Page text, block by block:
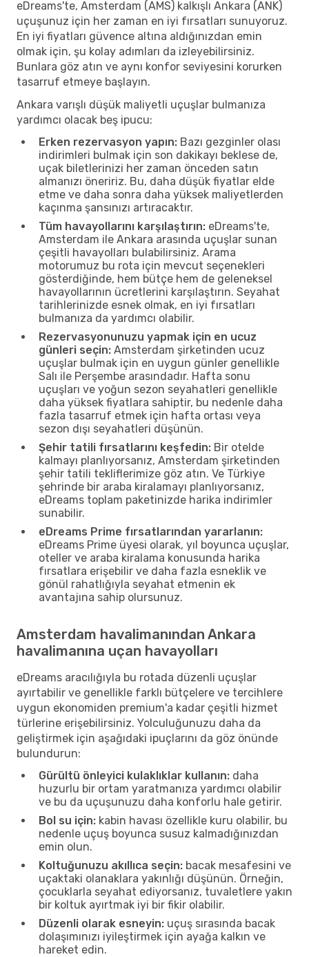
eDreams'te, Amsterdam (AMS) kalkışlı Ankara (ANK)
uçuşunuz için her zaman en iyi fırsatları sunuyoruz.
En iyi fiyatları güvence altına aldığınızdan emin
olmak için, şu kolay adımları da izleyebilirsiniz.
Bunlara göz atın ve aynı konfor seviyesini korurken
tasarruf etmeye başlayın.
Ankara varışlı düşük maliyetli uçuşlar bulmanıza
yardımcı olacak beş ipucu:
Erken rezervasyon yapın: Bazı gezginler olası
indirimleri bulmak için son dakikayı beklese de,
uçak biletlerinizi her zaman önceden satın
almanızı öneririz. Bu, daha düşük fiyatlar elde
etme ve daha sonra daha yüksek maliyetlerden
kaçınma şansınızı artıracaktır.
Tüm havayollarını karşılaştırın: eDreams'te,
Amsterdam ile Ankara arasında uçuşlar sunan
çeşitli havayolları bulabilirsiniz. Arama
motorumuz bu rota için mevcut seçenekleri
gösterdiğinde, hem bütçe hem de geleneksel
havayollarının ücretlerini karşılaştırın. Seyahat
tarihlerinizde esnek olmak, en iyi fırsatları
bulmanıza da yardımcı olabilir.
Rezervasyonunuzu yapmak için en ucuz
günleri seçin: Amsterdam şirketinden ucuz
uçuşlar bulmak için en uygun günler genellikle
Salı ile Perşembe arasındadır. Hafta sonu
uçuşları ve yoğun sezon seyahatleri genellikle
daha yüksek fiyatlara sahiptir, bu nedenle daha
fazla tasarruf etmek için hafta ortası veya
sezon dışı seyahatleri düşünün.
Şehir tatili fırsatlarını keşfedin: Bir otelde
kalmayı planlıyorsanız, Amsterdam şirketinden
şehir tatili tekliflerimize göz atın. Ve Türkiye
şehrinde bir araba kiralamayı planlıyorsanız,
eDreams toplam paketinizde harika indirimler
sunabilir.
eDreams Prime fırsatlarından yararlanın:
eDreams Prime üyesi olarak, yıl boyunca uçuşlar,
oteller ve araba kiralama konusunda harika
fırsatlara erişebilir ve daha fazla esneklik ve
gönül rahatlığıyla seyahat etmenin ek
avantajına sahip olursunuz.
Amsterdam havalimanından Ankara
havalimanına uçan havayolları
eDreams aracılığıyla bu rotada düzenli uçuşlar
ayırtabilir ve genellikle farklı bütçelere ve tercihlere
uygun ekonomiden premium'a kadar çeşitli hizmet
türlerine erişebilirsiniz. Yolculuğunuzu daha da
geliştirmek için aşağıdaki ipuçlarını da göz önünde
bulundurun:
Gürültü önleyici kulaklıklar kullanın: daha
huzurlu bir ortam yaratmanıza yardımcı olabilir
ve bu da uçuşunuzu daha konforlu hale getirir.
Bol su için: kabin havası özellikle kuru olabilir, bu
nedenle uçuş boyunca susuz kalmadığınızdan
emin olun.
Koltuğunuzu akıllıca seçin: bacak mesafesini ve
uçaktaki olanaklara yakınlığı düşünün. Örneğin,
çocuklarla seyahat ediyorsanız, tuvaletlere yakın
bir koltuk ayırtmak iyi bir fikir olabilir.
Düzenli olarak esneyin: uçuş sırasında bacak
dolaşımınızı iyileştirmek için ayağa kalkın ve
hareket edin.